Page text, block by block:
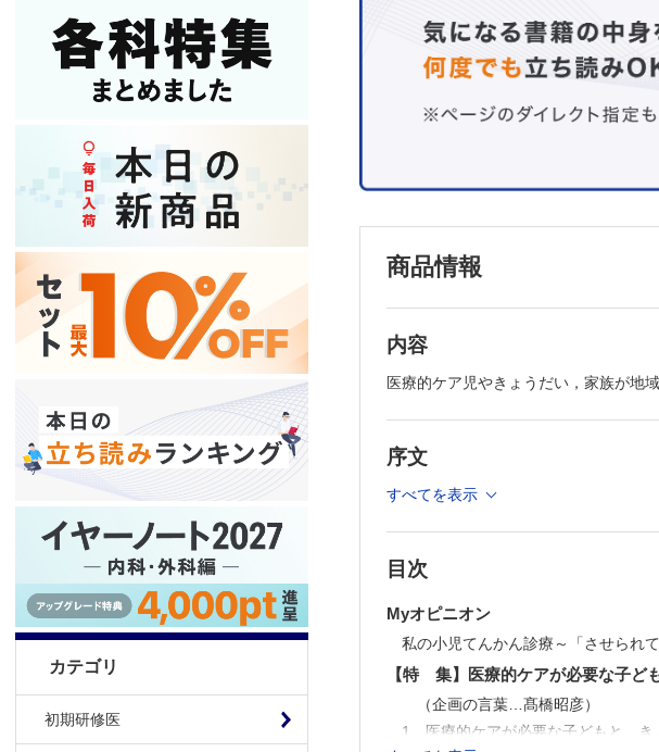
カテゴリ
初期研修医
6
植田
7 子
ヘル
8
くれ
9 医
10
11
【連
ン～
てん
育児
商品情報
内容
医療的ケア児やきょうだい，家族が地
序文
すべてを表示
目次
Myオピニオン
私の小児てんかん診療～「させら
【特 集】医療的ケアが必要な子ど
（企画の言葉…髙橋昭彦）
1 医療的ケアが必要な子どもと，